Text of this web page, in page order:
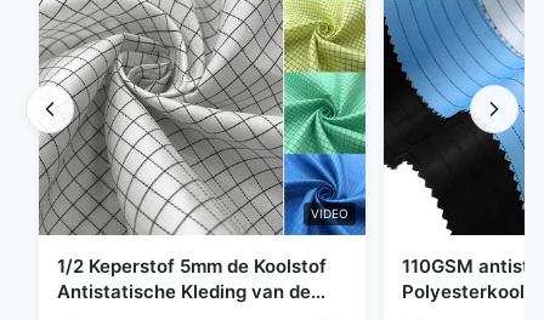
VIDEO
1/2 Keperstof 5mm de Koolstof
Antistatische Kleding van de
110GSM